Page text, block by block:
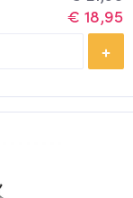
prijs
was:
€21,95.
€ 18,95
prijs
€18,95.